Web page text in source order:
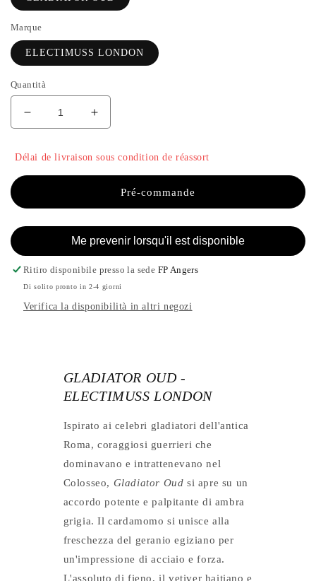
Marque
ELECTIMUSS LONDON
Quantità
Diminuisci
quantità
GLADIATOR
OUD
ELECTIMUSS
Aumenta
quantità
GLADIATOR
OUD
ELECTIMUSS
Délai de livraison sous condition de réassort
Pré-commande
Me prevenir lorsqu'il est disponible
Ritiro disponibile presso la sede FP Angers
Di solito pronto in 2-4 giorni
Verifica la disponibilità in altri negozi
GLADIATOR OUD -
ELECTIMUSS LONDON
Ispirato ai celebri gladiatori dell'antica
Roma, coraggiosi guerrieri che
dominavano e intrattenevano nel
Colosseo, Gladiator Oud si apre su un
accordo potente e palpitante di ambra
grigia. Il cardamomo si unisce alla
freschezza del geranio egiziano per
un'impressione di acciaio e forza.
L'assoluto di fieno, il vetiver haitiano e